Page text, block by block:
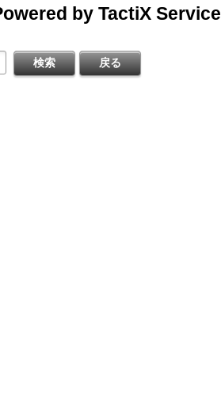
)
結)
ゥ（3032：ネクスト）
：5/21
ープ（7604：スタンダード）
by TactiX Service